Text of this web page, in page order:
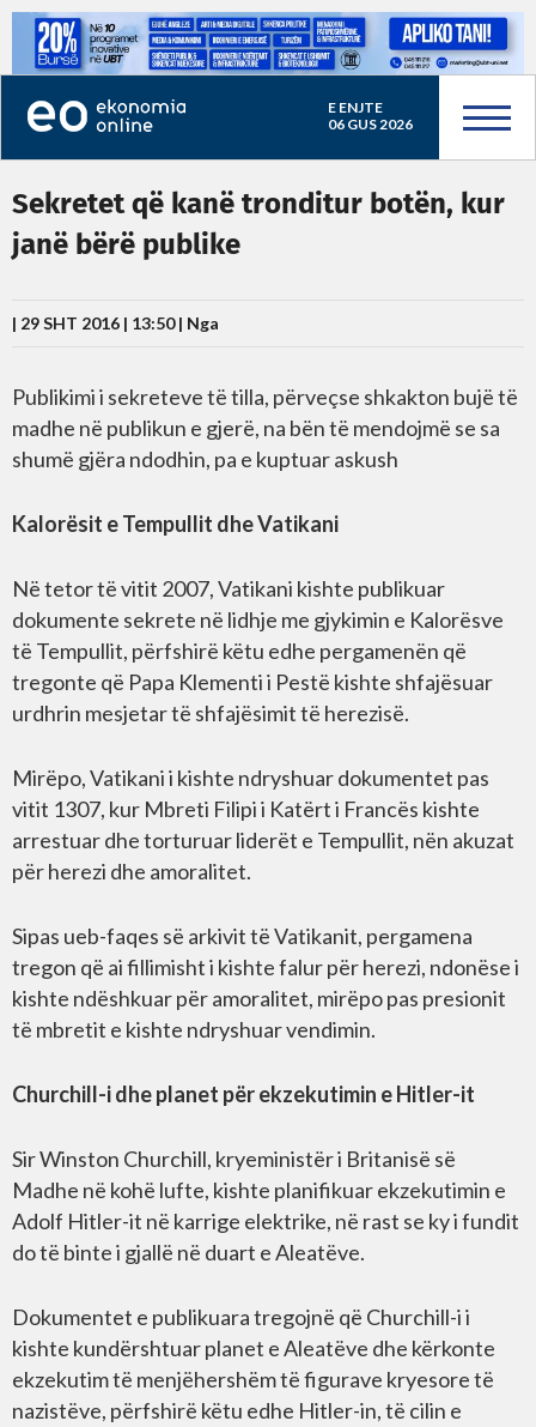
E ENJTE
06 GUS 2026
Sekretet që kanë tronditur botën, kur
janë bërë publike
| 29 SHT 2016 | 13:50 | Nga
Publikimi i sekreteve të tilla, përveçse shkakton bujë të
madhe në publikun e gjerë, na bën të mendojmë se sa
shumë gjëra ndodhin, pa e kuptuar askush
Kalorësit e Tempullit dhe Vatikani
Në tetor të vitit 2007, Vatikani kishte publikuar
dokumente sekrete në lidhje me gjykimin e Kalorësve
të Tempullit, përfshirë këtu edhe pergamenën që
tregonte që Papa Klementi i Pestë kishte shfajësuar
urdhrin mesjetar të shfajësimit të herezisë.
Mirëpo, Vatikani i kishte ndryshuar dokumentet pas
vitit 1307, kur Mbreti Filipi i Katërt i Francës kishte
arrestuar dhe torturuar liderët e Tempullit, nën akuzat
për herezi dhe amoralitet.
Sipas ueb-faqes së arkivit të Vatikanit, pergamena
tregon që ai fillimisht i kishte falur për herezi, ndonëse i
kishte ndëshkuar për amoralitet, mirëpo pas presionit
të mbretit e kishte ndryshuar vendimin.
Churchill-i dhe planet për ekzekutimin e Hitler-it
Sir Winston Churchill, kryeministër i Britanisë së
Madhe në kohë lufte, kishte planifikuar ekzekutimin e
Adolf Hitler-it në karrige elektrike, në rast se ky i fundit
do të binte i gjallë në duart e Aleatëve.
Dokumentet e publikuara tregojnë që Churchill-i i
kishte kundërshtuar planet e Aleatëve dhe kërkonte
ekzekutim të menjëhershëm të figurave kryesore të
nazistëve, përfshirë këtu edhe Hitler-in, të cilin e